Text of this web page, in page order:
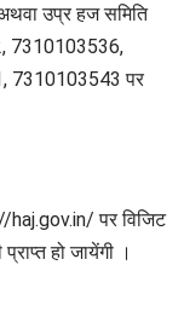
उप्र हज समिति
7310103536,
7310103543 पर
पर विजिट
हो जायेंगी ।